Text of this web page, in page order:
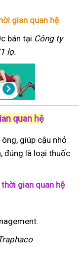
gian quan hệ
bán tại Công ty
lọ.
quan hệ
giúp cậu nhỏ
đúng là loại thuốc
gian quan hệ